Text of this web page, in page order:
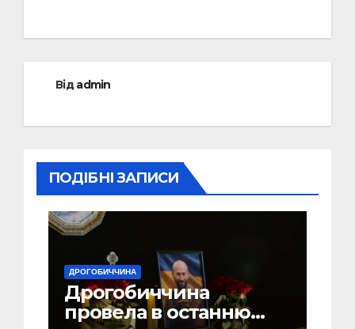
Відadmin
ПОДІБНІ ЗАПИСИ
ДРОГОБИЧЧИНА
Дрогобиччина
провела в останню